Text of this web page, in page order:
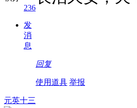
236
发
消
息
回复
使用道具 举报
元英十三